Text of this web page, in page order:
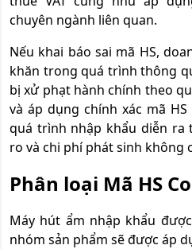
chuyên ngành liên quan.
Nếu khai báo sai mã HS,
khăn trong quá trình thông
bị xử phạt hành chính theo
và áp dụng chính xác mã
quá trình nhập khẩu diễn ra
ro và chi phí phát sinh không
Phân loại Mã HS
Máy hút ẩm nhập khẩu
nhóm sản phẩm sẽ được áp